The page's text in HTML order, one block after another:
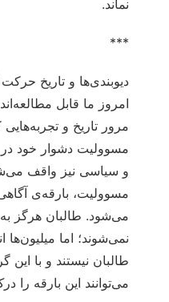
نماند.
***
دیوبندی‌ها و تاریخ
امروز ما قابل
مرور تاریخ و
مسوولیت دشوار خود
و سیاسی نیز واقف
مسوولیت، بارقه‌ی
می‌شود. طالبان هرگز به
نمی‌شوند؛ اما
طالبان نیستند و با این
می‌توانند این بارقه را